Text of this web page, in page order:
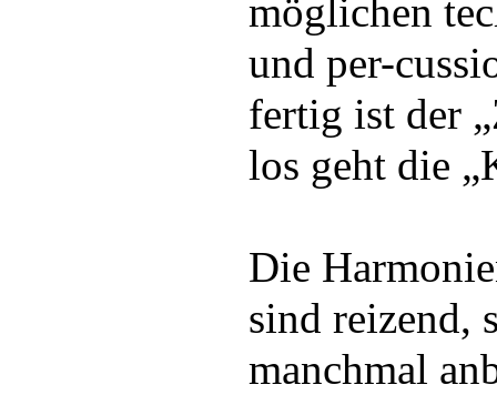
möglichen
und per-
fertig ist der
los geht die
Die
sind reizend,
manchmal